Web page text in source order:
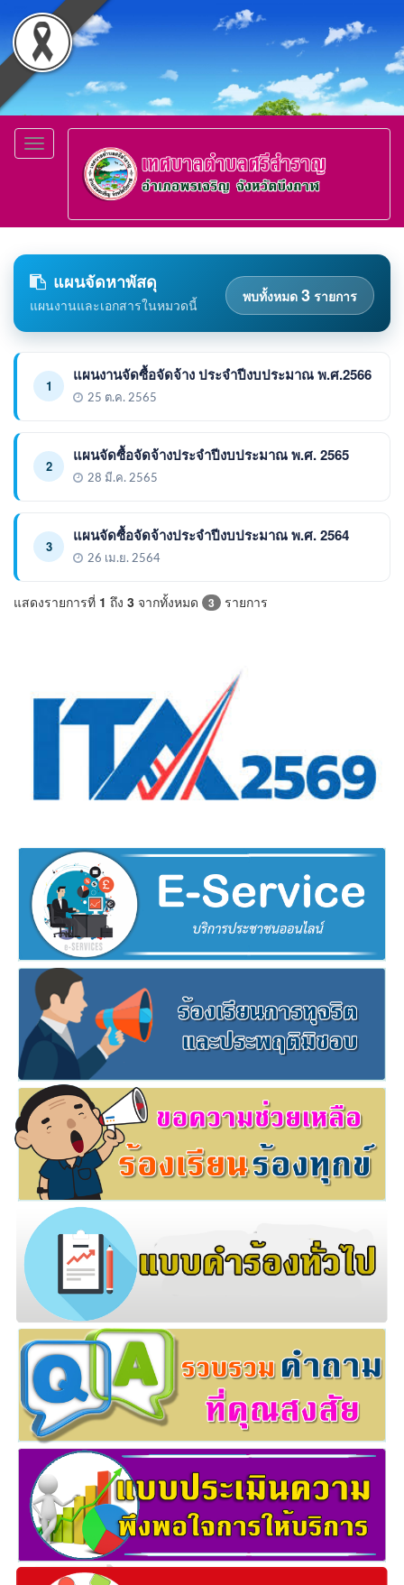
Toggle
navigation
แผนจัดหาพัสดุ
แผนงานและเอกสารในหมวดนี้
พบทั้งหมด 3 รายการ
1
แผนงานจัดซื้อจัดจ้าง ประจำปีงบประมาณ พ.ศ.2566
25 ต.ค. 2565
2
แผนจัดซื้อจัดจ้างประจำปีงบประมาณ พ.ศ. 2565
28 มี.ค. 2565
3
แผนจัดซื้อจัดจ้างประจำปีงบประมาณ พ.ศ. 2564
26 เม.ย. 2564
แสดงรายการที่ 1 ถึง 3 จากทั้งหมด 3 รายการ